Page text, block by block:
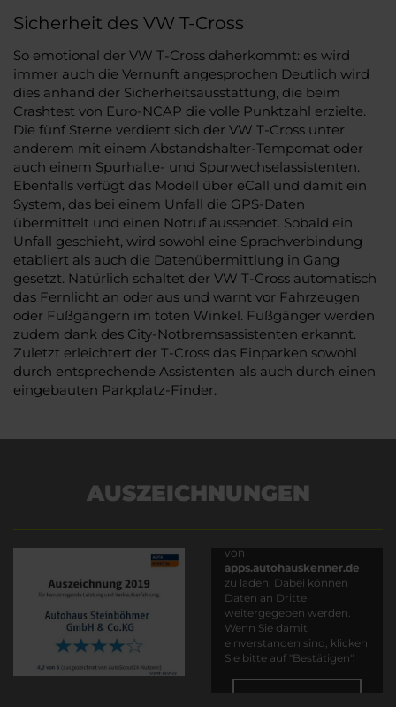
Sicherheit des VW T-Cross
So emotional der VW T-Cross daherkommt: es wird
immer auch die Vernunft angesprochen Deutlich wird
dies anhand der Sicherheitsausstattung, die beim
Crashtest von Euro-NCAP die volle Punktzahl erzielte.
Die fünf Sterne verdient sich der VW T-Cross unter
anderem mit einem Abstandshalter-Tempomat oder
auch einem Spurhalte- und Spurwechselassistenten.
Ebenfalls verfügt das Modell über eCall und damit ein
System, das bei einem Unfall die GPS-Daten
übermittelt und einen Notruf aussendet. Sobald ein
Unfall geschieht, wird sowohl eine Sprachverbindung
etabliert als auch die Datenübermittlung in Gang
gesetzt. Natürlich schaltet der VW T-Cross automatisch
das Fernlicht an oder aus und warnt vor Fahrzeugen
oder Fußgängern im toten Winkel. Fußgänger werden
zudem dank des City-Notbremsassistenten erkannt.
Zuletzt erleichtert der T-Cross das Einparken sowohl
durch entsprechende Assistenten als auch durch einen
eingebauten Parkplatz-Finder.
AUSZEICHNUNGEN
von
apps.autohauskenner.de
zu laden. Dabei können
Daten an Dritte
weitergegeben werden.
Wenn Sie damit
einverstanden sind, klicken
Sie bitte auf "Bestätigen".